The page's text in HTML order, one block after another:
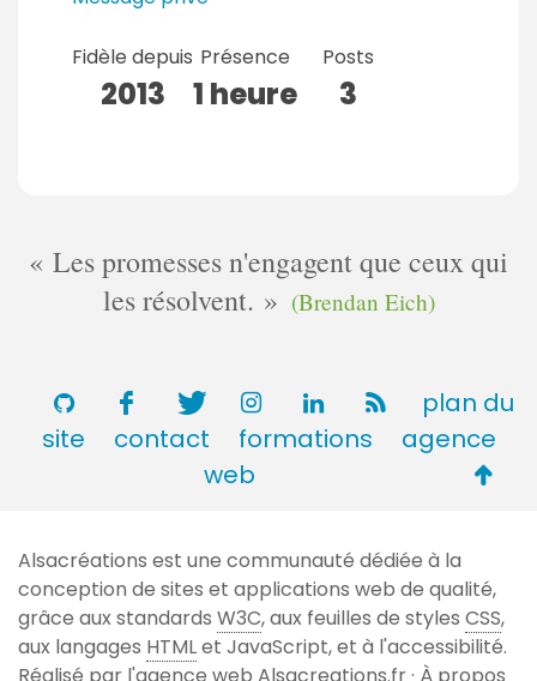
Fidèle depuis
2013
Présence
1 heure
Posts
3
Les promesses n'engagent que ceux qui
les résolvent.
(Brendan Eich)
plan du
site
contact formations
agence
web
de
page
Alsacréations est une communauté dédiée à la
conception de sites et applications web de qualité,
grâce aux standards W3C, aux feuilles de styles CSS,
aux langages HTMLet JavaScript, et à l'accessibilité.